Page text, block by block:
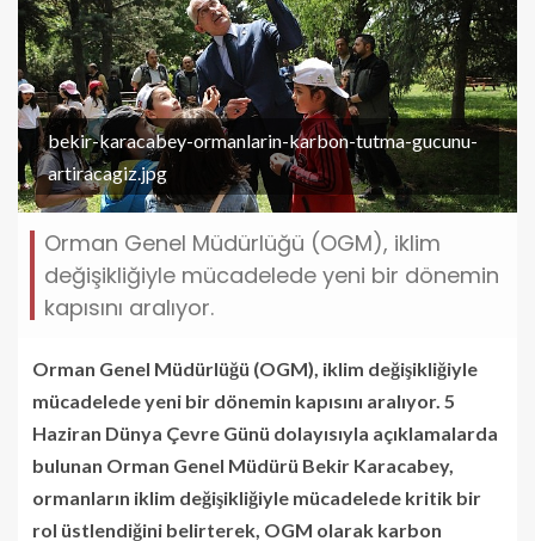
bekir-karacabey-ormanlarin-karbon-tutma-gucunu-
artiracagiz.jpg
Orman Genel Müdürlüğü (OGM), iklim
değişikliğiyle mücadelede yeni bir dönemin
kapısını aralıyor.
Orman Genel Müdürlüğü (OGM), iklim değişikliğiyle
mücadelede yeni bir dönemin kapısını aralıyor. 5
Haziran Dünya Çevre Günü dolayısıyla açıklamalarda
bulunan Orman Genel Müdürü Bekir Karacabey,
ormanların iklim değişikliğiyle mücadelede kritik bir
rol üstlendiğini belirterek, OGM olarak karbon